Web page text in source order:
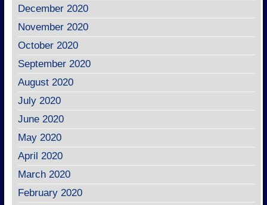
December 2020
November 2020
October 2020
September 2020
August 2020
July 2020
June 2020
May 2020
April 2020
March 2020
February 2020